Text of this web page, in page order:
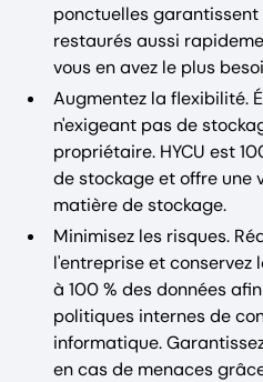
ponctuelles
restaurés aussi
vous en avez le plus
Augmentez la flexibilité.
n'exigeant pas de
propriétaire. HYCU est
de stockage et offre une
matière de stockage.
Minimisez les risques.
l'entreprise et
à 100 % des données
politiques internes de
informatique.
en cas de menaces